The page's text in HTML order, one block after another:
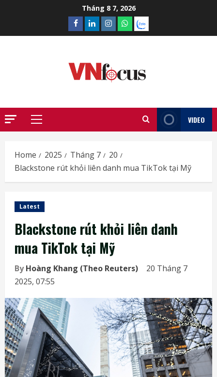
Tháng 8 7, 2026
Facebook
LinkedinInstagram
What’sapp
Zalo
Primary
VIDEO
Home 2025 Tháng 7
20
Blackstone rút khỏi liên danh mua TikTok tại Mỹ
Latest
Blackstone rút khỏi liên danh
mua TikTok tại Mỹ
ByHoàng Khang (Theo Reuters)
20 Tháng 7
2025, 07:55